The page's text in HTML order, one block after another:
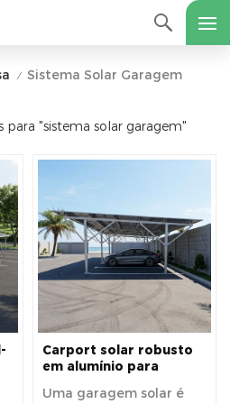
/ Sistema Solar Garagem
"sistema solar garagem"
Carport solar robusto
em alumínio para
proteção do veículo.
Uma garagem solar é